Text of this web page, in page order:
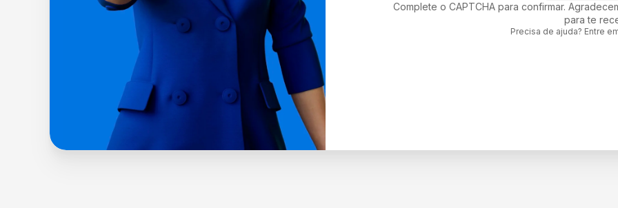
Complete o CAPTCHA para confirmar.
para te
Precisa de ajuda? Entre